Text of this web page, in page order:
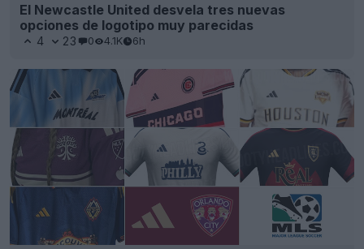
El Newcastle United desvela tres nuevas
opciones de logotipo muy parecidas
4 23 0 4.1K 6h